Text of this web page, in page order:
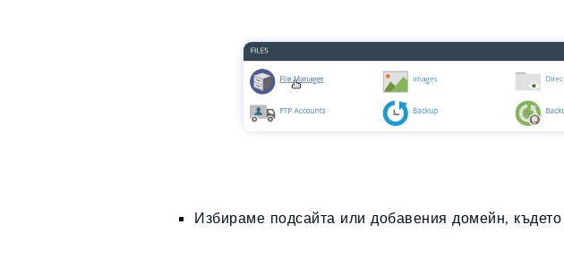
Избираме подсайта или добавения домейн,